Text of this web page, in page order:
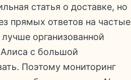
статья о доставке, но
прямых ответов на частые
организованной
Алиса с большой
Поэтому мониторинг